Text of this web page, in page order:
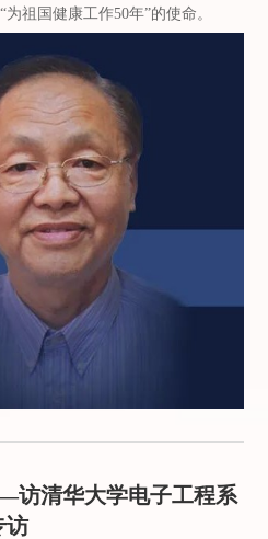
祖国健康工作50年”的使命。
访清华大学电子工程系
访